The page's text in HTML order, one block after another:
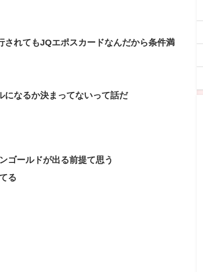
れてもJQエポスカードなんだから条件満
になるか決まってないって話だ
ゴールドが出る前提て思う
る